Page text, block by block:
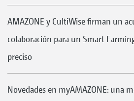
AMAZONE y CultiWise firman un
colaboración para un Smart
preciso
Novedades en myAMAZONE: una